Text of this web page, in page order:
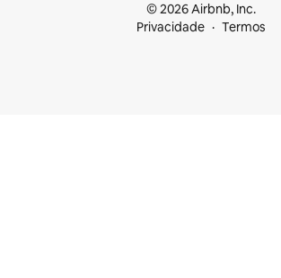
© 2026 Airbnb, Inc.
Privacidade
Termos